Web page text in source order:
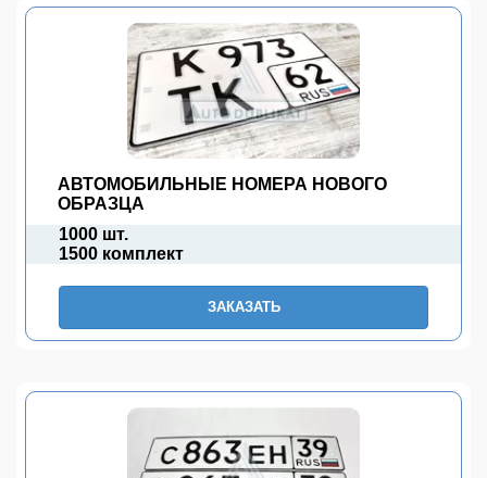
АВТОМОБИЛЬНЫЕ НОМЕРА НОВОГО
ОБРАЗЦА
1000 шт.
1500 комплект
ЗАКАЗАТЬ